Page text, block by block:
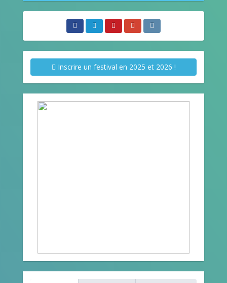
Inscrire un festival en 2025 et 2026 !